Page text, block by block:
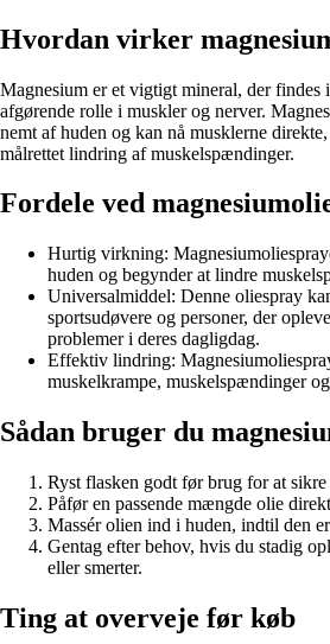
Hvordan virker
Magnesium er et vigtigt mineral, der findes
afgørende rolle i muskler og nerver.
nemt af huden og kan nå musklerne
målrettet lindring af muskelspændinger.
Fordele ved
Hurtig virkning:
huden og begynder at lindre
Universalmiddel: Denne oliespray
sportsudøvere og personer, der
problemer i deres dagligdag.
Effektiv lindring:
muskelkrampe, muskelspændinger
Sådan bruger du
Ryst flasken godt før brug for at
Påfør en passende mængde olie
Massér olien ind i huden, indtil den
Gentag efter behov, hvis du stadig
eller smerter.
Ting at overveje før køb